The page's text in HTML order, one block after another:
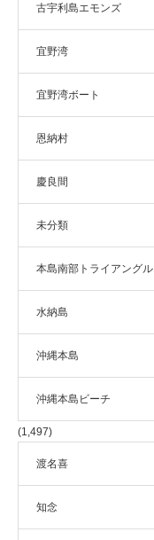
古宇利島エモンズ
宜野湾
宜野湾ボート
恩納村
慶良間
未分類
本島南部トライアングル
水納島
沖縄本島
沖縄本島ビーチ
(1,497)
渡名喜
知念